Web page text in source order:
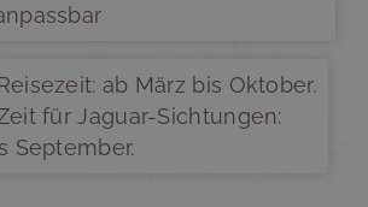
ab März bis Oktober.
für Jaguar-Sichtungen:
September.